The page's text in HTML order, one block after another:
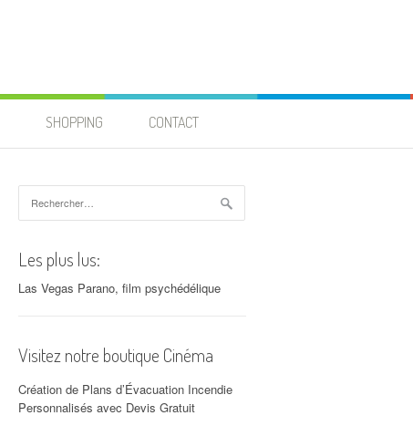
SHOPPING CONTACT
Les plus lus:
Las Vegas Parano, film psychédélique
Visitez notre boutique Cinéma
Création de Plans d’Évacuation Incendie
Personnalisés avec Devis Gratuit